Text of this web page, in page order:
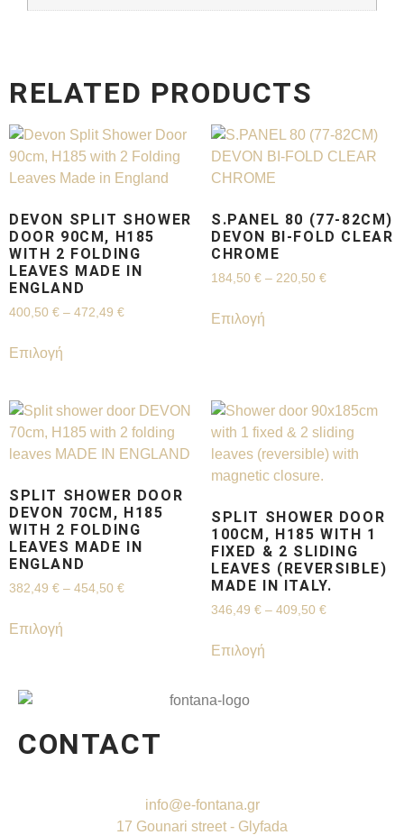
RELATED PRODUCTS
DEVON SPLIT SHOWER
DOOR 90CM, H185
WITH 2 FOLDING
LEAVES MADE IN
ENGLAND
400,50 € – 472,49 €
Επιλογή
S.PANEL 80 (77-82CM)
DEVON BI-FOLD CLEAR
CHROME
184,50 € – 220,50 €
Επιλογή
SPLIT SHOWER DOOR
DEVON 70CM, H185
WITH 2 FOLDING
LEAVES MADE IN
ENGLAND
382,49 € – 454,50 €
Επιλογή
SPLIT SHOWER DOOR
100CM, H185 WITH 1
FIXED & 2 SLIDING
LEAVES (REVERSIBLE)
MADE IN ITALY.
346,49 € – 409,50 €
Επιλογή
CONTACT
info@e-fontana.gr
17 Gounari street - Glyfada